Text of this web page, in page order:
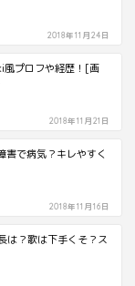
2018年11月24日
風プロフや経歴！[画
2018年11月21日
害で病気？キレやすく
2018年11月16日
は？歌は下手くそ？ス